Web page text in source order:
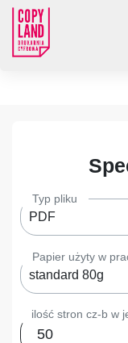
Typ pliku
PDF
Papier użyty w
standard 80g
ilość stron cz-b w